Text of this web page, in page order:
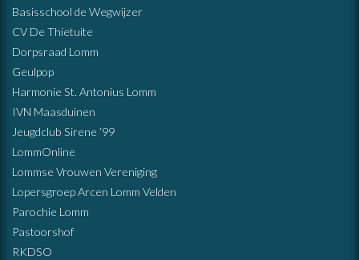
Basisschool de Wegwijzer
CV De Thietuite
Dorpsraad Lomm
Geulpop
Harmonie St. Antonius Lomm
IVN Maasduinen
Jeugdclub Sirene ’99
LommOnline
Lommse Vrouwen Vereniging
Lopersgroep Arcen Lomm Velden
Parochie Lomm
Pastoorshof
RKDSO